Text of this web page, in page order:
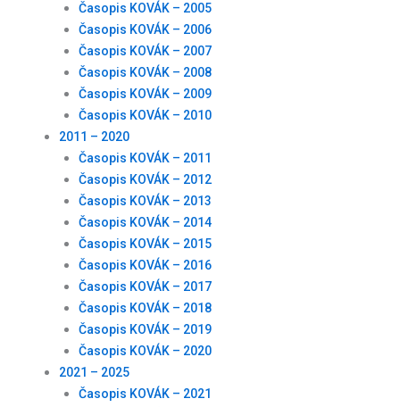
Časopis KOVÁK – 2005
Časopis KOVÁK – 2006
Časopis KOVÁK – 2007
Časopis KOVÁK – 2008
Časopis KOVÁK – 2009
Časopis KOVÁK – 2010
2011 – 2020
Časopis KOVÁK – 2011
Časopis KOVÁK – 2012
Časopis KOVÁK – 2013
Časopis KOVÁK – 2014
Časopis KOVÁK – 2015
Časopis KOVÁK – 2016
Časopis KOVÁK – 2017
Časopis KOVÁK – 2018
Časopis KOVÁK – 2019
Časopis KOVÁK – 2020
2021 – 2025
Časopis KOVÁK – 2021